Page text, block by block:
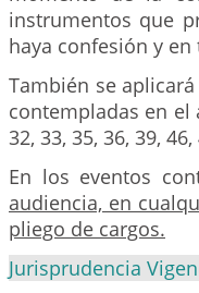
instrumentos que
haya confesión y
También se
contempladas en
32, 33, 35, 36, 39,
En los eventos
audiencia, en
pliego de cargos.
Jurisprudencia